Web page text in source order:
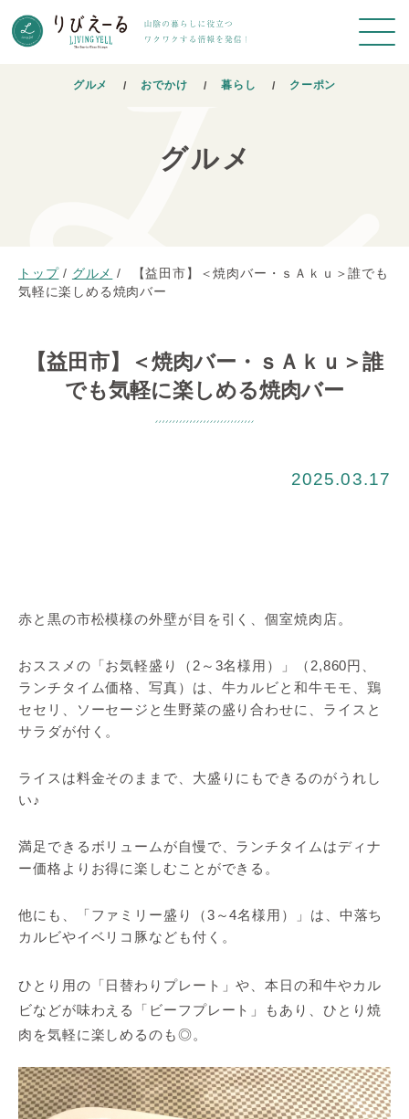
グルメ おでかけ 暮らし クーポン
グルメ
トップ / グルメ /
【益田市】＜焼肉バー・ｓＡｋｕ＞誰でも
気軽に楽しめる焼肉バー
【益田市】＜焼肉バー・ｓＡｋｕ＞誰
でも気軽に楽しめる焼肉バー
2025.03.17
赤と黒の市松模様の外壁が目を引く、個室焼肉店。
おススメの「お気軽盛り（2～3名様用）」（2,860円、
ランチタイム価格、写真）は、牛カルビと和牛モモ、鶏
セセリ、ソーセージと生野菜の盛り合わせに、ライスと
サラダが付く。
ライスは料金そのままで、大盛りにもできるのがうれし
い♪
満足できるボリュームが自慢で、ランチタイムはディナ
ー価格よりお得に楽しむことができる。
他にも、「ファミリー盛り（3～4名様用）」は、中落ち
カルビやイベリコ豚なども付く。
ひとり用の「日替わりプレート」や、本日の和牛やカル
ビなどが味わえる「ビーフプレート」もあり、ひとり焼
肉を気軽に楽しめるのも◎。